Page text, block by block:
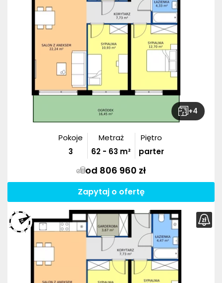
+4
Pokoje
3
Metraż
62 - 63 m²
Piętro
parter
od 806 960 zł
Zapytaj o ofertę